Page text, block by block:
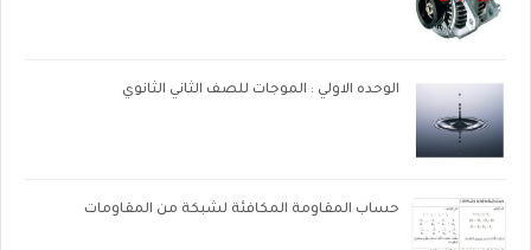
الوحده الاولي : الموجات للصف الثاني الثانوي
حساب المقاومة المكافئة لشبكة من المقاومات